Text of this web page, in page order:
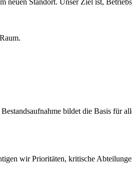
Standort. Unser Ziel ist,
bildet die Basis für
wir Prioritäten, kritische